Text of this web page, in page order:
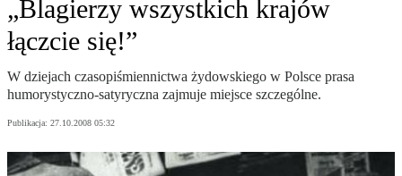
„Blagierzy wszystkich krajów
łączcie się!”
W dziejach czasopiśmiennictwa żydowskiego w Polsce prasa
humorystyczno-satyryczna zajmuje miejsce szczególne.
Publikacja: 27.10.2008 05:32